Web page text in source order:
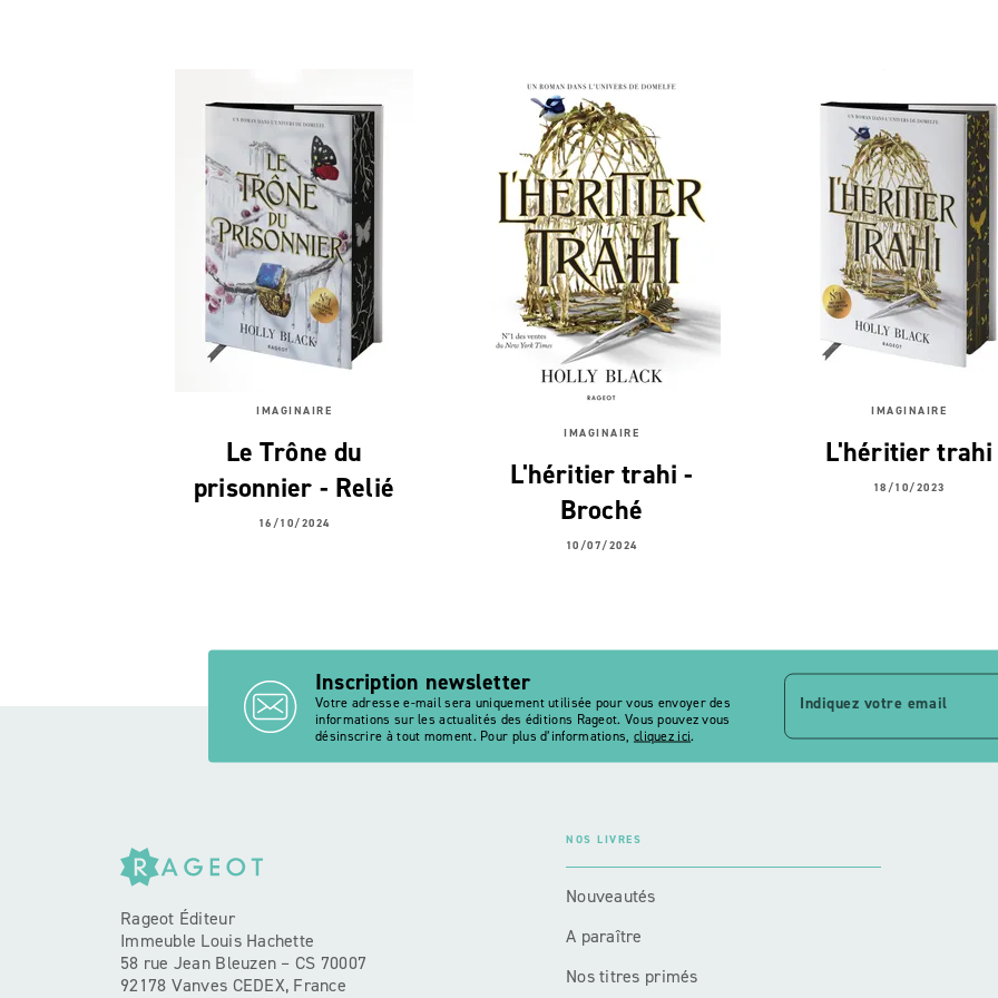
IMAGINAIRE
Le Trône du
prisonnier - Relié
16/10/2024
IMAGINAIRE
L'héritier trahi -
Broché
10/07/2024
IMAGINAIRE
L'héritier trahi
18/10/2023
Inscription newsletter
Votre adresse e-mail sera uniquement utilisée pour vous envoyer des
informations sur les actualités des éditions Rageot. Vous pouvez vous
désinscrire à tout moment. Pour plus d’informations, cliquez ici.
Indiquez votre email
Rageot Éditeur
Immeuble Louis Hachette
58 rue Jean Bleuzen – CS 70007
92178 Vanves CEDEX, France
NOS LIVRES
Nouveautés
A paraître
Nos titres primés